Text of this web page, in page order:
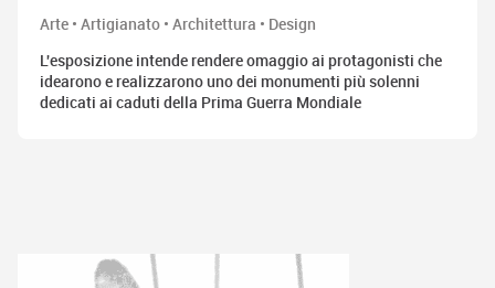
Arte • Artigianato • Architettura • Design
L'esposizione intende rendere omaggio ai protagonisti che
idearono e realizzarono uno dei monumenti più solenni
dedicati ai caduti della Prima Guerra Mondiale